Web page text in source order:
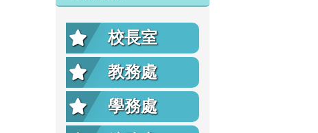
校長室
教務處
學務處